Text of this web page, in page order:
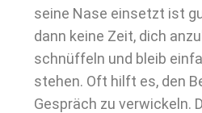
seine Nase einsetzt ist
dann keine Zeit, dich
schnüffeln und bleib
stehen. Oft hilft es, den
Gespräch zu verwickeln.